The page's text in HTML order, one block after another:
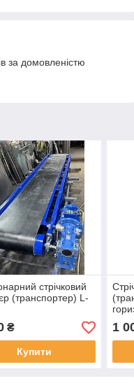
за домовленістю
стрічковий
(транспортер) L-
₴
Купити
1